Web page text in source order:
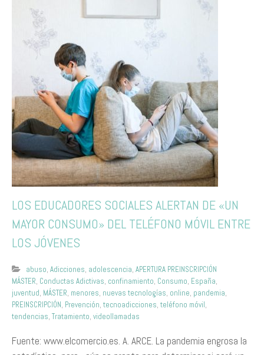
LOS EDUCADORES SOCIALES ALERTAN DE «UN
MAYOR CONSUMO» DEL TELÉFONO MÓVIL ENTRE
LOS JÓVENES
abuso, Adicciones, adolescencia, APERTURA PREINSCRIPCIÓN
MÁSTER, Conductas Adictivas, confinamiento, Consumo, España,
juventud, MÁSTER, menores, nuevas tecnologías, online, pandemia,
PREINSCRIPCIÓN, Prevención, tecnoadicciones, teléfono móvil,
tendencias, Tratamiento, videollamadas
Fuente: www.elcomercio.es. A. ARCE. La pandemia engrosa la